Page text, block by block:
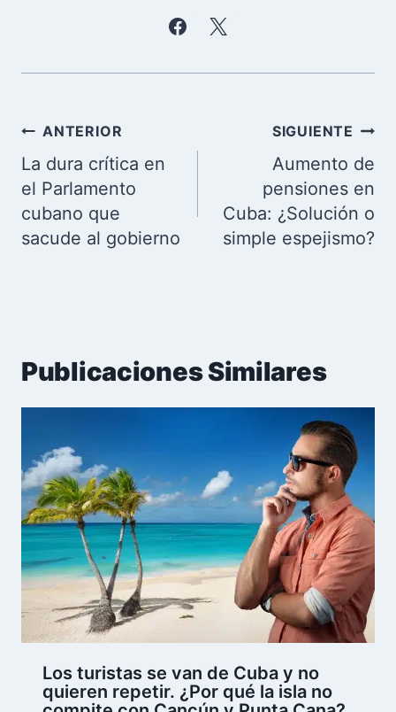
Navegación
de
entradas
ANTERIOR
La dura crítica en
el Parlamento
cubano que
sacude al gobierno
SIGUIENTE
Aumento de
pensiones en
Cuba: ¿Solución o
simple espejismo?
Publicaciones Similares
Los turistas se van de Cuba y no
quieren repetir. ¿Por qué la isla no